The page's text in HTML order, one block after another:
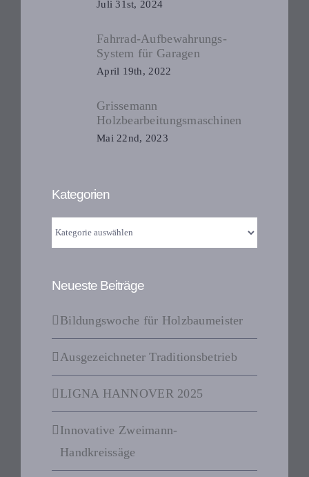
Juli 31st, 2024
Fahrrad-Aufbewahrungs-
System für Garagen
April 19th, 2022
Grissemann
Holzbearbeitungsmaschinen
Mai 22nd, 2023
Kategorien
Kategorien
Neueste Beiträge
Bildungswoche für Holzbaumeister
Ausgezeichneter Traditionsbetrieb
LIGNA HANNOVER 2025
Innovative Zweimann-
Handkreissäge